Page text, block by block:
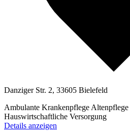
Danziger Str. 2, 33605 Bielefeld
Ambulante Krankenpflege Altenpflege
Hauswirtschaftliche Versorgung
Details anzeigen